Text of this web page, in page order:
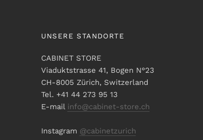
UNSERE STANDORTE
CABINET STORE
Viaduktstrasse 41, Bogen N°23
CH-8005 Zürich, Switzerland
Tel. +41 44 273 95 13
E-mail info@cabinet-store.ch
Instagram @cabinetzurich